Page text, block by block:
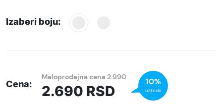
Izaberi boju:
Cena:
Maloprodajna cena2.990
2.690 RSD
10%
uštede